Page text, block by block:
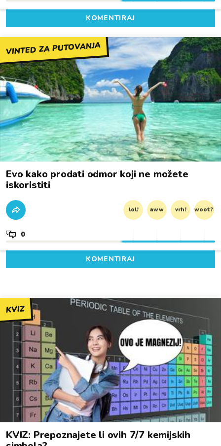
KOMENTIRAJ
VINTED ZA PUTOVANJA
Evo kako prodati odmor koji ne možete
iskoristiti
lol! aww vrh! woot?!
0
KOMENTIRAJ
KVIZ
KVIZ: Prepoznajete li ovih 7/7 kemijskih